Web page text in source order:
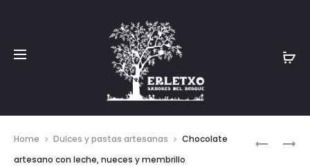
Home Dulces y pastas artesanas
Chocolate
artesano con leche, nueces y membrillo